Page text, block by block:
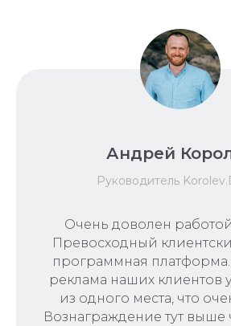
Андрей
Руководитель
Очень доволен
Превосходный
программная платформа.
реклама наших клиентов
из одного места, что
Вознаграждение тут выше